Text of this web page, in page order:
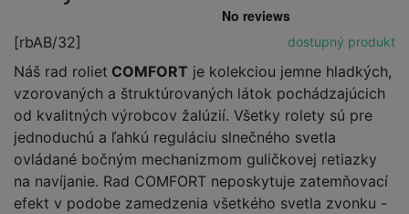
[rbAB/32] dostupný produkt
Náš rad roliet COMFORT je kolekciou jemne hladkých,
vzorovaných a štruktúrovaných látok pochádzajúcich
od kvalitných výrobcov žalúzií. Všetky rolety sú pre
jednoduchú a ľahkú reguláciu slnečného svetla
ovládané bočným mechanizmom guličkovej retiazky
na navíjanie. Rad COMFORT neposkytuje zatemňovací
efekt v podobe zamedzenia všetkého svetla zvonku -